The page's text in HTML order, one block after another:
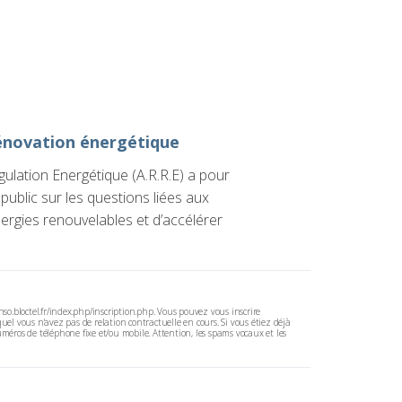
énergétique
Energétique (A.R.R.E) a pour
sur les questions liées aux
renouvelables et d’accélérer
index.php/inscription.php. Vous pouvez vous inscrire
vous n'avez pas de relation contractuelle en cours. Si vous étiez déjà
de téléphone fixe et/ou mobile. Attention, les spams vocaux et les